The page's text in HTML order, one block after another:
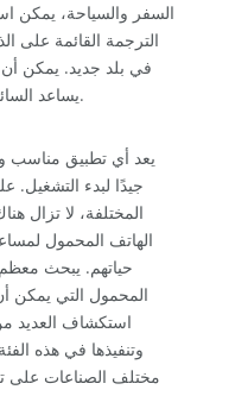
السفر والسياحة، يمكن
الترجمة القائمة على
في بلد جديد. يمكن
يساعد السائحين على ترجمة لغات مختلفة مفيدًا.
يعد أي تطبيق مناسب
جيدًا لبدء التشغيل.
المختلفة، لا تزال
الهاتف المحمول
حياتهم. يبحث
المحمول التي يمكن
استكشاف العديد من
وتنفيذها في هذه
مختلف الصناعات على